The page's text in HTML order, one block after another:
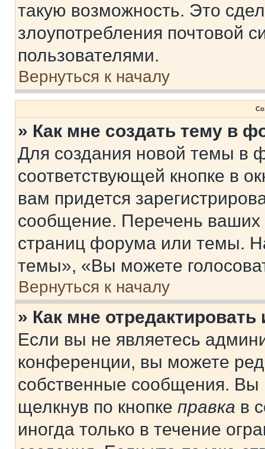
такую возможность. Это
злоупотребления почтовой
пользователями.
Вернуться к началу
» Как мне создать тему в
Для создания новой темы в
соответствующей кнопке в
вам придется
сообщение. Перечень ваших
страниц форума или темы.
темы», «Вы можете
Вернуться к началу
» Как мне
Если вы не являетесь
конференции, вы можете
собственные сообщения. Вы
щелкнув по кнопке правка в
иногда только в течение